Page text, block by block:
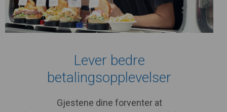
Lever bedre
betalingsopplevelser
Gjestene dine forventer at